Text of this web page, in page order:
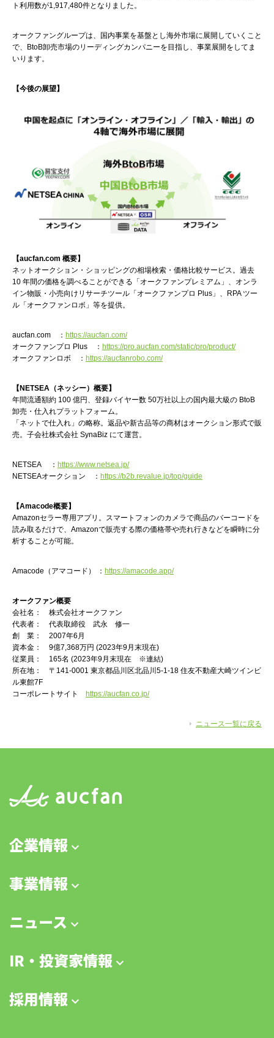
ト利用数が1,917,480件となりました。
オークファングループは、国内事業を基盤とし海外市場に展開していくこと
で、BtoB卸売市場のリーディングカンパニーを目指し、事業展開をしてま
いります。
【今後の展望】
【aucfan.com 概要】
ネットオークション・ショッピングの相場検索・価格比較サービス。過去
10 年間の価格を調べることができる「オークファンプレミアム」、オンラ
イン物販・小売向けリサーチツール「オークファンプロ Plus」、RPA ツー
ル「オークファンロボ」等を提供。
aucfan.com ： https://aucfan.com/
オークファンプロ Plus ： https://pro.aucfan.com/static/pro/product/
オークファンロボ ： https://aucfanrobo.com/
【NETSEA（ネッシー）概要】
年間流通額約 100 億円、登録バイヤー数 50万社以上の国内最大級の BtoB
卸売・仕入れプラットフォーム。
「ネットで仕入れ」の略称。返品や新古品等の商材はオークション形式で販
売。子会社株式会社 SynaBiz にて運営。
NETSEA ： https://www.netsea.jp/
NETSEAオークション ： https://b2b.revalue.jp/top/guide
【Amacode概要】
Amazonセラー専用アプリ。スマートフォンのカメラで商品のバーコードを
読み取るだけで、Amazonで販売する際の価格帯や売れ行きなどを瞬時に分
析することが可能。
Amacode（アマコード） ： https://amacode.app/
オークファン概要
会社名： 株式会社オークファン
代表者： 代表取締役 武永 修一
創 業： 2007年6月
資本金： 9億7,368万円 (2023年9月末現在)
従業員： 165名 (2023年9月末現在 ※連結)
所在地： 〒141-0001 東京都品川区北品川5-1-18 住友不動産大崎ツインビ
ル東館7F
コーポレートサイト
https://aucfan.co.jp/
ニュース一覧に戻る
企業情報
事業情報
ニュース
IR・投資家情報
採用情報